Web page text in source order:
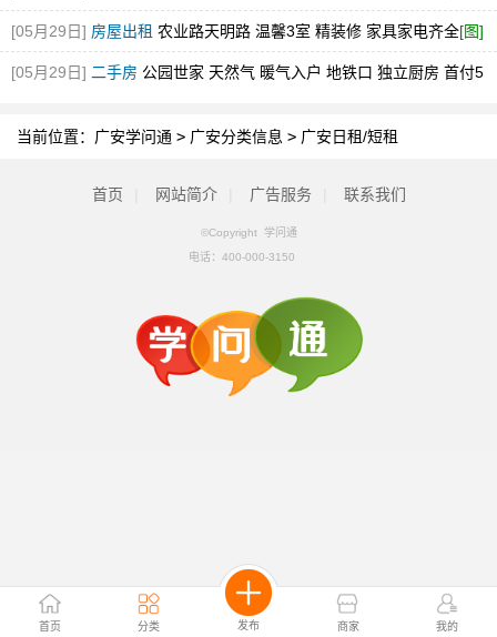
首页 分类 发布 商家 我的
电市场中博旁急租[图]
[05月29日] 房屋出租 农业路天明路 温馨3室 精装修 家具家电齐全[图]
[05月29日] 二手房 公园世家 天然气 暖气入户 地铁口 独立厨房 首付5
当前位置： 广安学问通 > 广安分类信息 > 广安日租/短租
首页 网站简介 广告服务 联系我们
©Copyright 学问通
电话： 400-000-3150